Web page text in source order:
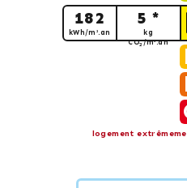
182
kWh/m².an
5 *
kg
CO2/m².an
logement